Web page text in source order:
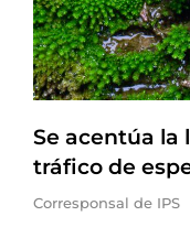
Se acentúa la
tráfico de
Corresponsal de IPS